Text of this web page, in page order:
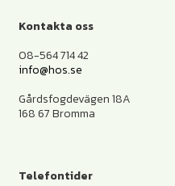
Kontakta oss
08-564 714 42
info@hos.se
Gårdsfogdevägen 18A
168 67 Bromma
Telefontider